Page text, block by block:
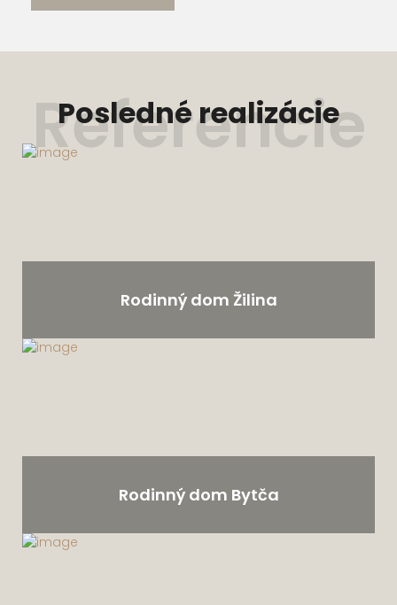
Posledné realizácie
Referencie
Rodinný dom Žilina
Rodinný dom Bytča